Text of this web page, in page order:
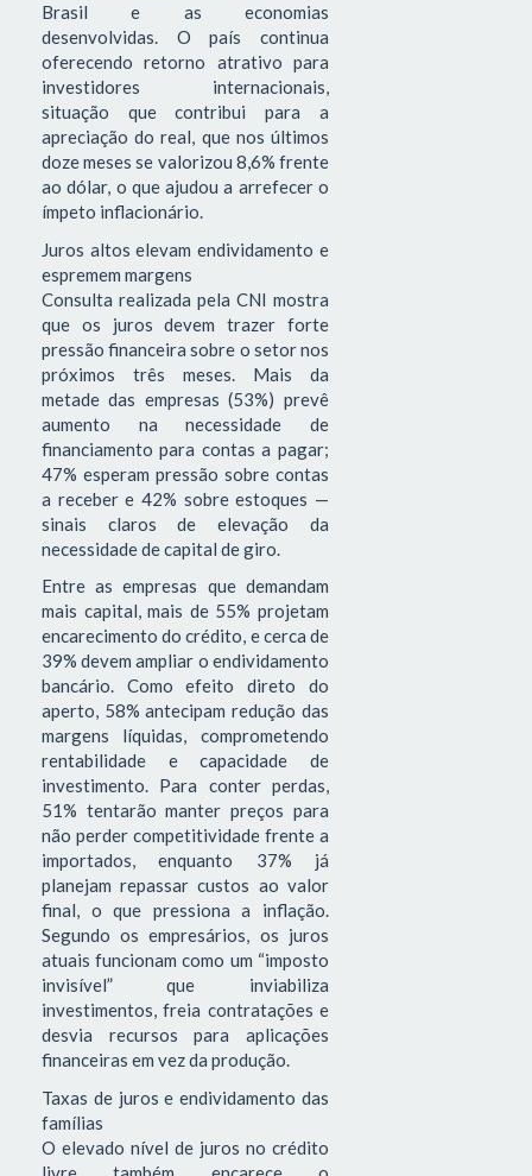
Brasil e as economias
desenvolvidas. O país continua
oferecendo retorno atrativo para
investidores internacionais,
situação que contribui para a
apreciação do real, que nos últimos
doze meses se valorizou 8,6% frente
ao dólar, o que ajudou a arrefecer o
ímpeto inflacionário.
Juros altos elevam endividamento e
espremem margens
Consulta realizada pela CNI mostra
que os juros devem trazer forte
pressão financeira sobre o setor nos
próximos três meses. Mais da
metade das empresas (53%) prevê
aumento na necessidade de
financiamento para contas a pagar;
47% esperam pressão sobre contas
a receber e 42% sobre estoques —
sinais claros de elevação da
necessidade de capital de giro.
Entre as empresas que demandam
mais capital, mais de 55% projetam
encarecimento do crédito, e cerca de
39% devem ampliar o endividamento
bancário. Como efeito direto do
aperto, 58% antecipam redução das
margens líquidas, comprometendo
rentabilidade e capacidade de
investimento. Para conter perdas,
51% tentarão manter preços para
não perder competitividade frente a
importados, enquanto 37% já
planejam repassar custos ao valor
final, o que pressiona a inflação.
Segundo os empresários, os juros
atuais funcionam como um “imposto
invisível” que inviabiliza
investimentos, freia contratações e
desvia recursos para aplicações
financeiras em vez da produção.
Taxas de juros e endividamento das
famílias
O elevado nível de juros no crédito